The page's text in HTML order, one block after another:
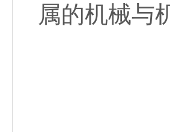
属的机械与